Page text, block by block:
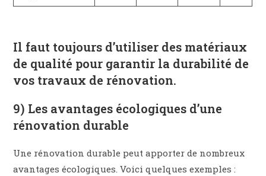
Il faut toujours d’utiliser des matériaux
de qualité pour garantir la durabilité de
vos travaux de rénovation.
9) Les avantages écologiques d’une
rénovation durable
Une rénovation durable peut apporter de nombreux
avantages écologiques. Voici quelques exemples :